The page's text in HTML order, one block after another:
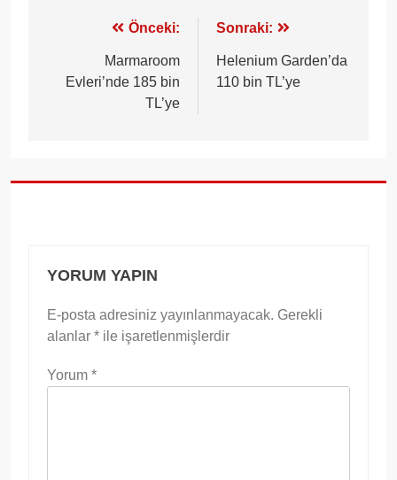
gezinmesi
Önceki:
Marmaroom
Evleri’nde 185 bin
TL’ye
Sonraki:
Helenium Garden’da
110 bin TL’ye
YORUM YAPIN
E-posta adresiniz yayınlanmayacak. Gerekli
alanlar * ile işaretlenmişlerdir
Yorum *